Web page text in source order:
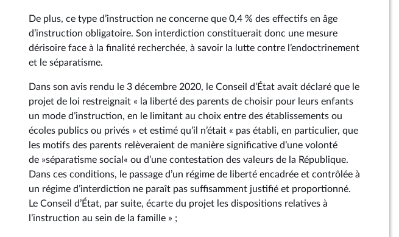
De plus, ce type d’instruction ne concerne que 0,4 % des effectifs en âge
d’instruction obligatoire. Son interdiction constituerait donc une mesure
dérisoire face à la finalité recherchée, à savoir la lutte contre l’endoctrinement
et le séparatisme.
Dans son avis rendu le 3 décembre 2020, le Conseil d’État avait déclaré que le
projet de loi restreignait « la liberté des parents de choisir pour leurs enfants
un mode d’instruction, en le limitant au choix entre des établissements ou
écoles publics ou privés » et estimé qu’il n’était « pas établi, en particulier, que
les motifs des parents relèveraient de manière significative d’une volonté
de »séparatisme social« ou d’une contestation des valeurs de la République.
Dans ces conditions, le passage d’un régime de liberté encadrée et contrôlée à
un régime d’interdiction ne paraît pas suffisamment justifié et proportionné.
Le Conseil d’État, par suite, écarte du projet les dispositions relatives à
l’instruction au sein de la famille » ;